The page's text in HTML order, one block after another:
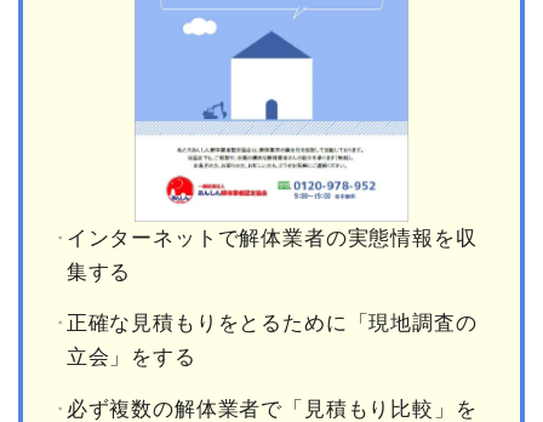
インターネットで解体業者の実態情報を収
集する
正確な見積もりをとるために「現地調査の
立会」をする
必ず複数の解体業者で「見積もり比較」を